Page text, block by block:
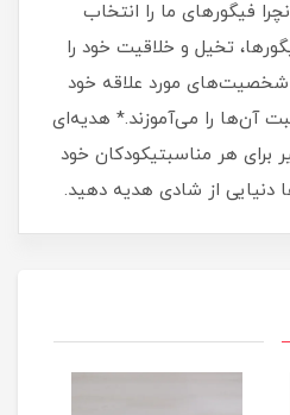
فیگورهای ما را انتخاب
تخیل و خلاقیت خود را
شخصیت‌های مورد علاقه خود
آن‌ها را می‌آموزند.* هدیه‌ای
برای هر مناسبتیکودکان خود
دنیایی از شادی هدیه دهید.